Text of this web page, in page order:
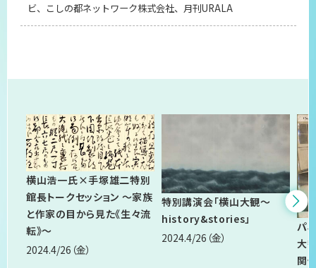
ビ、こしの都ネットワーク株式会社、月刊URALA
横山浩一氏×手塚雄二特別
館長トークセッション ～家族
と作家の目から見た《生々流
転》～
2024.4/26 （金）
特別講演会「横山大観～
history&stories」
2024.4/26 （金）
パ
大
関